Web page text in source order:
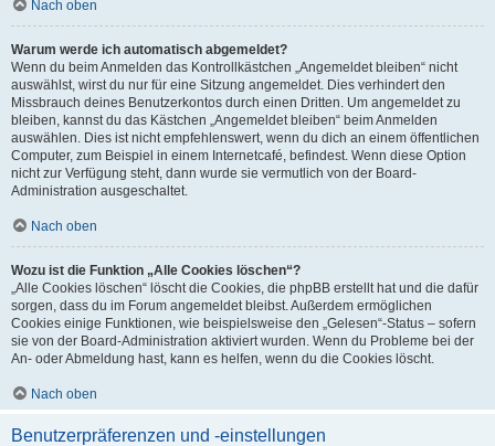
Nach oben
Warum werde ich automatisch abgemeldet?
Wenn du beim Anmelden das Kontrollkästchen „Angemeldet bleiben“ nicht
auswählst, wirst du nur für eine Sitzung angemeldet. Dies verhindert den
Missbrauch deines Benutzerkontos durch einen Dritten. Um angemeldet zu
bleiben, kannst du das Kästchen „Angemeldet bleiben“ beim Anmelden
auswählen. Dies ist nicht empfehlenswert, wenn du dich an einem öffentlichen
Computer, zum Beispiel in einem Internetcafé, befindest. Wenn diese Option
nicht zur Verfügung steht, dann wurde sie vermutlich von der Board-
Administration ausgeschaltet.
Nach oben
Wozu ist die Funktion „Alle Cookies löschen“?
„Alle Cookies löschen“ löscht die Cookies, die phpBB erstellt hat und die dafür
sorgen, dass du im Forum angemeldet bleibst. Außerdem ermöglichen
Cookies einige Funktionen, wie beispielsweise den „Gelesen“-Status – sofern
sie von der Board-Administration aktiviert wurden. Wenn du Probleme bei der
An- oder Abmeldung hast, kann es helfen, wenn du die Cookies löscht.
Nach oben
Benutzerpräferenzen und -einstellungen